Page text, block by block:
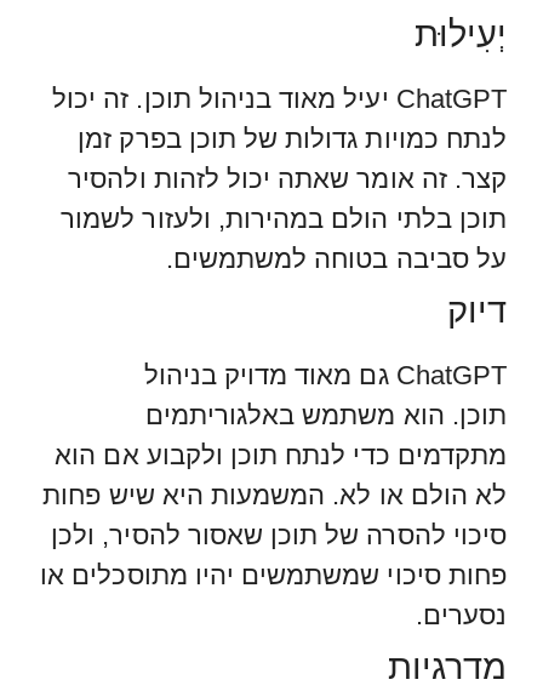
יְעִילוּת
ChatGPT יעיל מאוד בניהול תוכן. זה יכול
לנתח כמויות גדולות של תוכן בפרק זמן
קצר. זה אומר שאתה יכול לזהות ולהסיר
תוכן בלתי הולם במהירות, ולעזור לשמור
על סביבה בטוחה למשתמשים.
דיוק
ChatGPT גם מאוד מדויק בניהול
תוכן. הוא משתמש באלגוריתמים
מתקדמים כדי לנתח תוכן ולקבוע אם הוא
לא הולם או לא. המשמעות היא שיש פחות
סיכוי להסרה של תוכן שאסור להסיר, ולכן
פחות סיכוי שמשתמשים יהיו מתוסכלים או
נסערים.
מדרגיות